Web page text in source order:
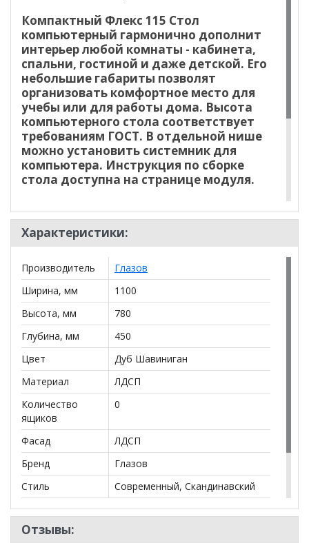
Компактный Флекс 115 Стол
компьютерный гармонично дополнит
интерьер любой комнаты - кабинета,
спальни, гостиной и даже детской. Его
небольшие габариты позволят
организовать комфортное место для
учебы или для работы дома. Высота
компьютерного стола соответствует
требованиям ГОСТ. В отдельной нише
можно установить системник для
компьютера. Инструкция по сборке
стола доступна на странице модуля.
*Дополнительную информацию о том, как купить
Флекс 115 Стол компьютерный
менеджера по телефону
**Цены на официальном сайте
действительны только для интернет-магазинаи
могут отличаться от цен в розничных магазинах-
салонах сети!
Характеристики:
Производитель
Глазов
Ширина, мм
1100
Высота, мм
780
Глубина, мм
450
Цвет
Дуб Шавиниган
Материал
ЛДСП
Количество
ящиков
0
Фасад
ЛДСП
Бренд
Глазов
Стиль
Современный, Скандинавский
Комната
Гостиная, Спальня, Детская
Пол
Отзывы: